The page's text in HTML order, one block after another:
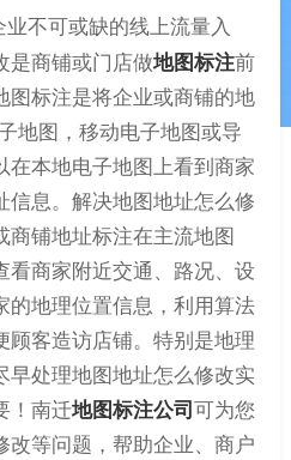
不可或缺的线上流量入
是商铺或门店做地图标注前
图标注是将企业或商铺的地
地图，移动电子地图或导
在本地电子地图上看到商家
信息。解决地图地址怎么修
商铺地址标注在主流地图
看商家附近交通、路况、设
的地理位置信息，利用算法
顾客造访店铺。特别是地理
早处理地图地址怎么修改实
！南迁地图标注公司可为您
改等问题，帮助企业、商户